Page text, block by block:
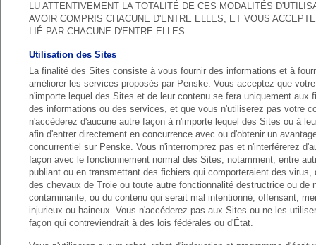
LU ATTENTIVEMENT LA TOTALITÉ DE CES MODALITÉS
AVOIR COMPRIS CHACUNE D'ENTRE ELLES, ET VOUS
LIÉ PAR CHACUNE D'ENTRE ELLES.
Utilisation des Sites
La finalité des Sites consiste à vous fournir des informations et à
améliorer les services proposés par Penske. Vous acceptez que
n'importe lequel des Sites et de leur contenu se fera uniquement aux
des informations ou des services, et que vous n'utiliserez pas votre
n'accèderez d'aucune autre façon à n'importe lequel des Sites ou à
afin d'entrer directement en concurrence avec ou d'obtenir un
concurrentiel sur Penske. Vous n'interromprez pas et n'interférerez
façon avec le fonctionnement normal des Sites, notamment, entre
publiant ou en transmettant des fichiers qui comporteraient des virus,
des chevaux de Troie ou toute autre fonctionnalité destructrice ou de
contaminante, ou du contenu qui serait mal intentionné, offensant,
injurieux ou haineux. Vous n'accéderez pas aux Sites ou ne les
façon qui contreviendrait à des lois fédérales ou d'État.